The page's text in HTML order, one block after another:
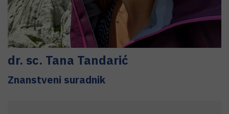
dr. sc. Tana Tandarić
Znanstveni suradnik